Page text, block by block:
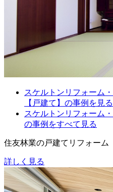
スケルトンリフォーム
【戸建て】の事例を見る
スケルトンリフォーム
の事例をすべて見る
住友林業の戸建てリフォーム
詳しく見る